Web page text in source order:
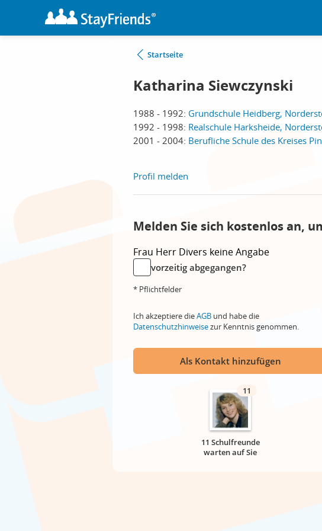
Startseite
Katharina Siewczynski
1988 - 1992: Grundschule Heidberg,
1992 - 1998: Realschule Harksheide,
2001 - 2004: Berufliche Schule des Kreises
Profil melden
Melden Sie sich kostenlos an,
Frau Herr Divers keine Angabe
vorzeitig abgegangen?
* Pflichtfelder
Ich akzeptiere dieAGB und habe die
Datenschutzhinweisezur Kenntnis genommen.
Als Kontakt hinzufügen
11
11 Schulfreunde
warten auf Sie